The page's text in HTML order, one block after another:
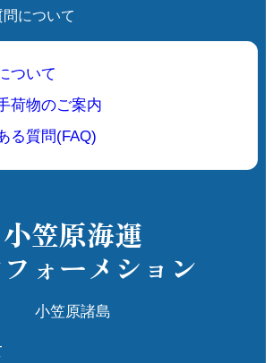
について
ついて
荷物のご案内
る質問(FAQ)
小笠原海運
ォーメション
小笠原諸島